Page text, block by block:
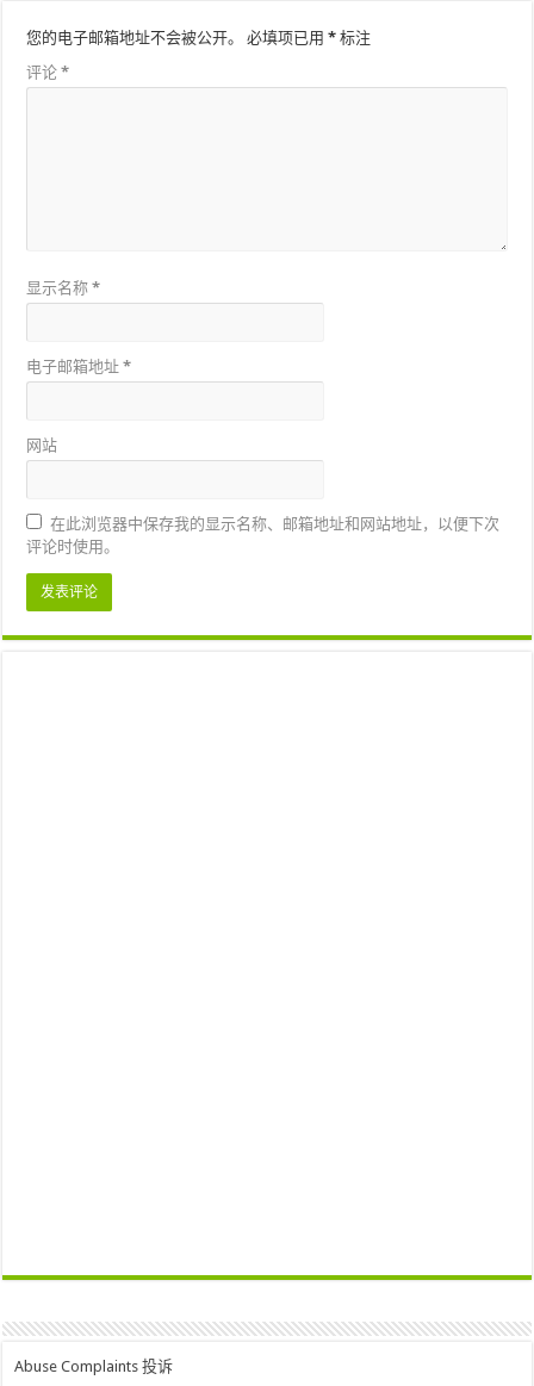
您的电子邮箱地址不会被公开。 必填项已用* 标注
评论*
显示名称*
电子邮箱地址*
网站
在此浏览器中保存我的显示名称、邮箱地址和网站地址，以便下次
评论时使用。
Abuse Complaints 投诉